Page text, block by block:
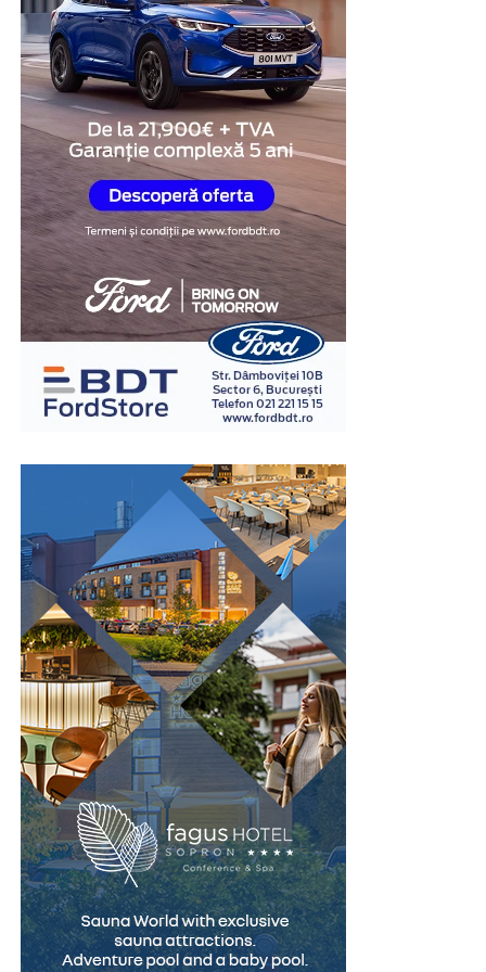
supravegherea unui organism profesional recunoscut de
stat.
Poți verifica statutul unui avocat direct pe site-ul oficial
al baroului sau pe platformele profesionale dedicate. Un
avocat Iașiserios va avea întotdeauna aceste informații
publice și verificabile.
3. Evaluează experiența și
rezultatele
Experiența contează enorm în avocatură. Un avocat care
a gestionat sute de dosare cunoaște practica
instanțelor, știe cum reacționează procurorii și
judecătorii și poate anticipa problemele înainte ca
acestea să apară.
Nu te sfii să întrebi despre experiența avocatului în
cazuri similare cu al tău. Un profesionist serios îți va
oferi o evaluare sinceră a șanselor tale – fără promisiuni
nerealiste, dar și fără să te descurajeze inutil.
4. Atenție la transparența privind
onorariile
Unul dintre cele mai frecvente motive de nemulțumire
în relația client-avocat este lipsa de claritate privind
costurile. Un avocat corect îți explică de la început cum
se stabilesc onorariile, ce include serviciul și care sunt
eventualele costuri suplimentare – taxe judiciare,
expertize, taxe de executor.
Fugi de cei care evită să discute despre bani sau care îți
fac promisiuni prea frumoase ca să fie adevărate.
Transparența în privința onorariilor este un semn de
profesionalism și de respect față de client.